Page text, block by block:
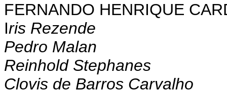
FERNANDO HENRIQUE
Iris Rezende
Pedro Malan
Reinhold Stephanes
Clovis de Barros Carvalho